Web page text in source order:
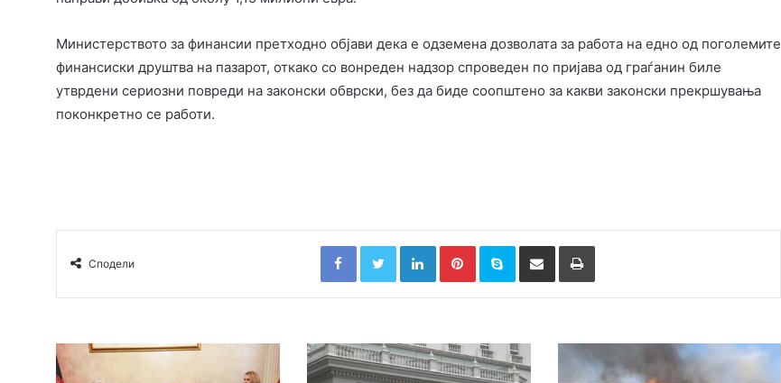
Министерството за финансии претходно објави дека е одземена дозволата за работа на едно од поголемите
финансиски друштва на пазарот, откако со вонреден надзор спроведен по пријава од граѓанин биле
утврдени сериозни повреди на законски обврски, без да биде соопштено за какви законски прекршувања
поконкретно се работи.
Сподели
FacebookTwitterLinkedInPinterestSkype Сподели преку Е-маил Испринтај